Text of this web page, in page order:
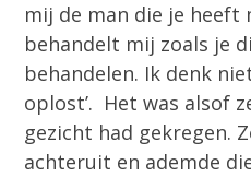
mij de man die je heeft
behandelt mij zoals je
behandelen. Ik denk
oplost’. Het was alsof
gezicht had gekregen.
achteruit en ademde